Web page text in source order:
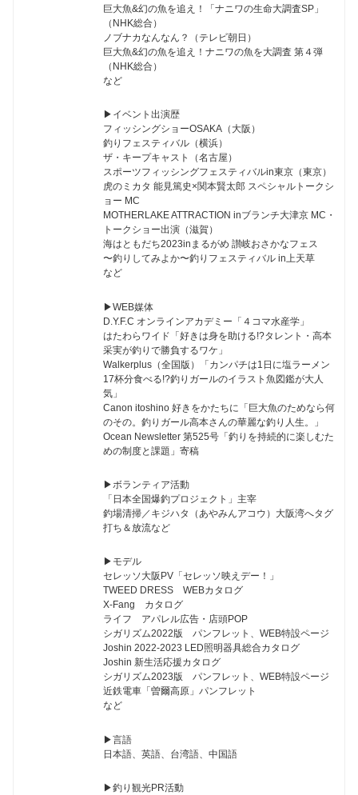
巨大魚&幻の魚を追え！「ナニワの生命大調査SP」
（NHK総合）
ノブナカなんなん？（テレビ朝日）
巨大魚&幻の魚を追え！ナニワの魚を大調査 第４弾
（NHK総合）
など
▶︎イベント出演歴
フィッシングショーOSAKA（大阪）
釣りフェスティバル（横浜）
ザ・キープキャスト（名古屋）
スポーツフィッシングフェスティバルin東京（東京）
虎のミカタ 能見篤史×関本賢太郎 スペシャルトークシ
ョー MC
MOTHERLAKE ATTRACTION inブランチ大津京 MC・
トークショー出演（滋賀）
海はともだち2023inまるがめ 讃岐おさかなフェス
〜釣りしてみよか〜釣りフェスティバル in上天草
など
▶︎WEB媒体
D.Y.F.C オンラインアカデミー「４コマ水産学」
はたわらワイド「好きは身を助ける!?タレント・高本
采実が釣りで勝負するワケ」
Walkerplus（全国版）「カンパチは1日に塩ラーメン
17杯分食べる!?釣りガールのイラスト魚図鑑が大人
気」
Canon itoshino 好きをかたちに「巨大魚のためなら何
のその。釣りガール高本さんの華麗な釣り人生。」
Ocean Newsletter 第525号「釣りを持続的に楽しむた
めの制度と課題」寄稿
▶︎ボランティア活動
「日本全国爆釣プロジェクト」主宰
釣場清掃／キジハタ（あやみんアコウ）大阪湾へタグ
打ち＆放流など
▶︎モデル
セレッソ大阪PV「セレッソ映えデー！」
TWEED DRESS WEBカタログ
X-Fang カタログ
ライフ アパレル広告・店頭POP
シガリズム2022版 パンフレット、WEB特設ページ
Joshin 2022-2023 LED照明器具総合カタログ
Joshin 新生活応援カタログ
シガリズム2023版 パンフレット、WEB特設ページ
近鉄電車「曽爾高原」パンフレット
など
▶︎言語
日本語、英語、台湾語、中国語
▶︎釣り観光PR活動